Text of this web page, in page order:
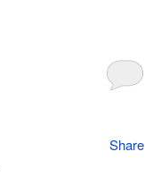
Share